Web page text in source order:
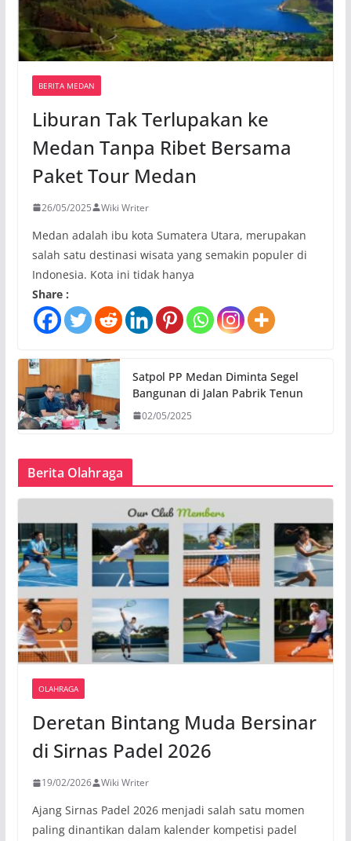
BERITA MEDAN
Liburan Tak Terlupakan ke
Medan Tanpa Ribet Bersama
Paket Tour Medan
26/05/2025 Wiki Writer
Medan adalah ibu kota Sumatera Utara, merupakan
salah satu destinasi wisata yang semakin populer di
Indonesia. Kota ini tidak hanya
Share :
Satpol PP Medan Diminta Segel
Bangunan di Jalan Pabrik Tenun
02/05/2025
Berita Olahraga
OLAHRAGA
Deretan Bintang Muda Bersinar
di Sirnas Padel 2026
19/02/2026 Wiki Writer
Ajang Sirnas Padel 2026 menjadi salah satu momen
paling dinantikan dalam kalender kompetisi padel